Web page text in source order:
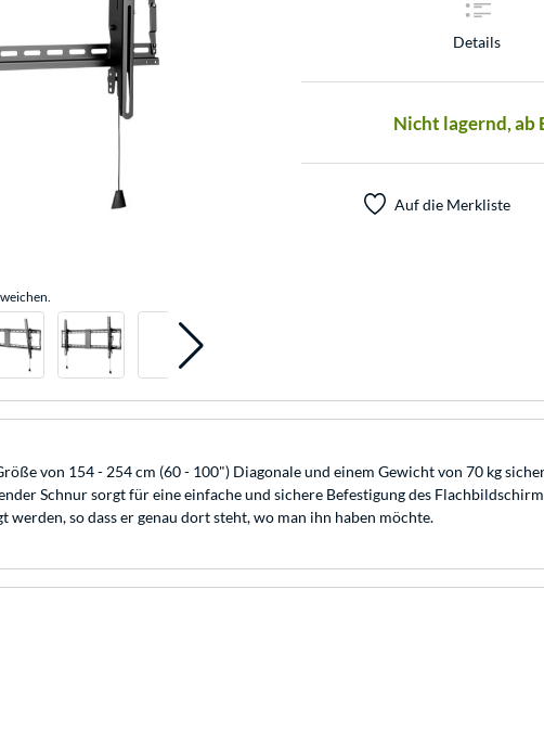
Details
Nicht lagernd, ab
Auf die Merkliste
von 154 - 254 cm (60 - 100") Diagonale und einem Gewicht von 70 kg
Schnur sorgt für eine einfache und sichere Befestigung des
so dass er genau dort steht, wo man ihn haben möchte.